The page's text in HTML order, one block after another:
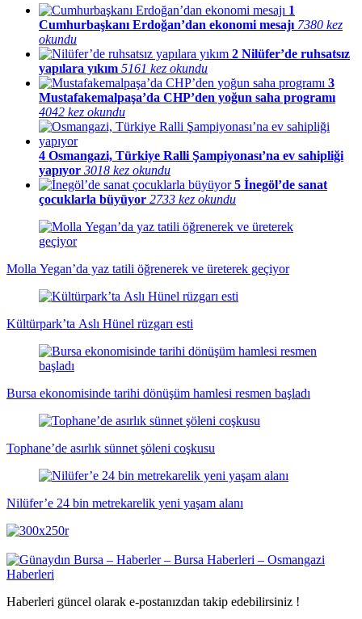
1
Cumhurbaşkanı Erdoğan’dan ekonomi mesajı 7380 kez
okundu
2 Nilüfer’de ruhsatsız
yapılara yıkım 5161 kez okundu
3
Mustafakemalpaşa’da CHP’den yoğun saha programı
4042 kez okundu
4 Osmangazi, Türkiye Ralli Şampiyonası’na ev sahipliği
yapıyor 3018 kez okundu
5 İnegöl’de sanat
çocuklarla büyüyor 2733 kez okundu
Molla Yegan’da yaz tatili öğrenerek ve üreterek geçiyor
Kültürpark’ta Aslı Hünel rüzgarı esti
Bursa ekonomisinde tarihi dönüşüm hamlesi resmen başladı
Tophane’de asırlık sünnet şöleni coşkusu
Nilüfer’e 24 bin metrekarelik yeni yaşam alanı
Haberleri güncel olarak e-postanızdan takip edebilirsiniz !